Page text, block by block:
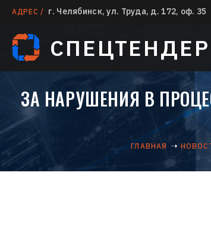
АДРЕС / г. Челябинск, ул. Труда, д. 172, оф. 35
СПЕЦТЕНДЕР
ЗА НАРУШЕНИЯ В
ГЛАВНАЯ